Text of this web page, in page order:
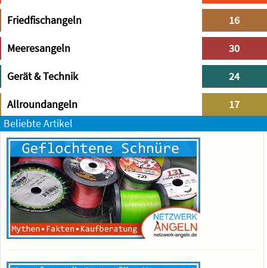
Friedfischangeln 16
Meeresangeln 30
Gerät & Technik 24
Allroundangeln
17
Beliebte Artikel